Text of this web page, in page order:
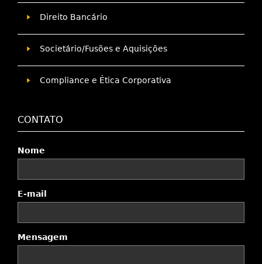
Direito Bancário
Societário/Fusões e Aquisições
Compliance e Ética Corporativa
CONTATO
Nome
E-mail
Mensagem